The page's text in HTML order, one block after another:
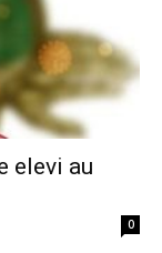
elevi au
0